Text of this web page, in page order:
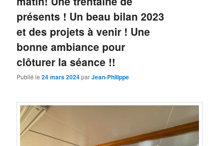
présents ! Un beau bilan 2023
et des projets à venir ! Une
bonne ambiance pour
clôturer la séance !!
Publié le24 mars 2024parJean-Philippe